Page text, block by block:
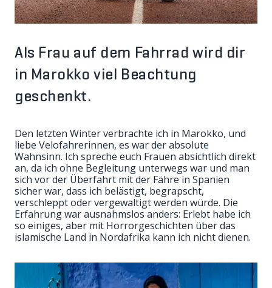
Als Frau auf dem Fahrrad wird dir
in Marokko viel Beachtung
geschenkt.
Den letzten Winter verbrachte ich in Marokko, und
liebe Velofahrerinnen, es war der absolute
Wahnsinn. Ich spreche euch Frauen absichtlich direkt
an, da ich ohne Begleitung unterwegs war und man
sich vor der Überfahrt mit der Fähre in Spanien
sicher war, dass ich belästigt, begrapscht,
verschleppt oder vergewaltigt werden würde. Die
Erfahrung war ausnahmslos anders: Erlebt habe ich
so einiges, aber mit Horrorgeschichten über das
islamische Land in Nordafrika kann ich nicht dienen.